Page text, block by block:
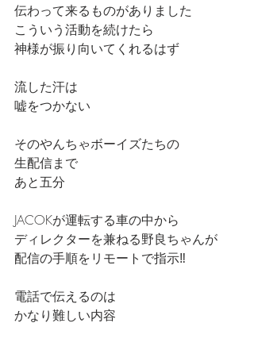
伝わって来るものがありました
こういう活動を続けたら
神様が振り向いてくれるはず
流した汗は
嘘をつかない
そのやんちゃボーイズたちの
生配信まで
あと五分
JACOKが運転する車の中から
ディレクターを兼ねる野良ちゃんが
配信の手順をリモートで指示‼️
電話で伝えるのは
かなり難しい内容